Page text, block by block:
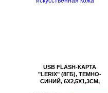
USB FLASH-КАРТА
"LERIX" (8ГБ), ТЕМНО-
СИНИЙ, 6Х2,5Х1,3СМ,